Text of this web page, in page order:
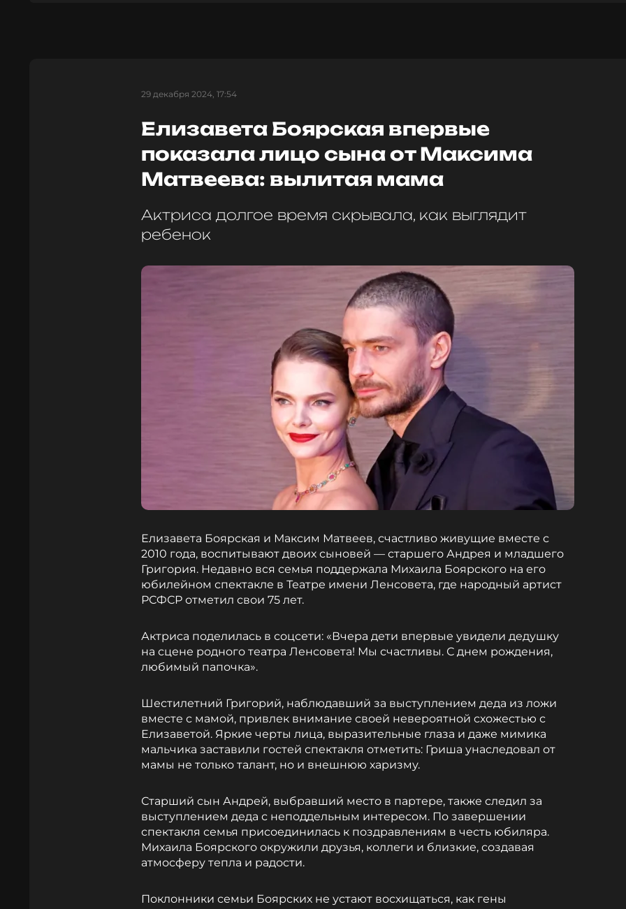
29 декабря 2024, 17:54
Елизавета Боярская впервые
показала лицо сына от Максима
Матвеева: вылитая мама
Актриса долгое время скрывала, как выглядит
ребенок
Елизавета Боярская и Максим Матвеев, счастливо живущие вместе с
2010 года, воспитывают двоих сыновей — старшего Андрея и младшего
Григория. Недавно вся семья поддержала Михаила Боярского на его
юбилейном спектакле в Театре имени Ленсовета, где народный артист
РСФСР отметил свои 75 лет.
Актриса поделилась в соцсети: «Вчера дети впервые увидели дедушку
на сцене родного театра Ленсовета! Мы счастливы. С днем рождения,
любимый папочка».
Шестилетний Григорий, наблюдавший за выступлением деда из ложи
вместе с мамой, привлек внимание своей невероятной схожестью с
Елизаветой. Яркие черты лица, выразительные глаза и даже мимика
мальчика заставили гостей спектакля отметить: Гриша унаследовал от
мамы не только талант, но и внешнюю харизму.
Старший сын Андрей, выбравший место в партере, также следил за
выступлением деда с неподдельным интересом. По завершении
спектакля семья присоединилась к поздравлениям в честь юбиляра.
Михаила Боярского окружили друзья, коллеги и близкие, создавая
атмосферу тепла и радости.
Поклонники семьи Боярских не устают восхищаться, как гены